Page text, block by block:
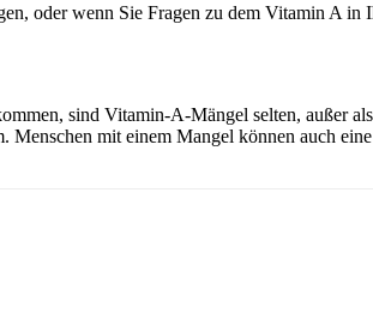
oder wenn Sie Fragen zu dem Vitamin A
sind Vitamin-A-Mängel selten, außer
Menschen mit einem Mangel können auch